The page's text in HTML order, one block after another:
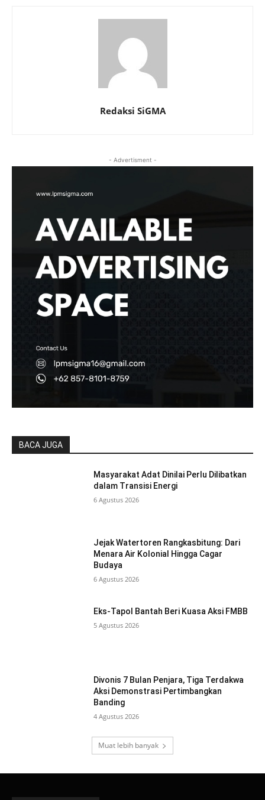
Redaksi SiGMA
- Advertisment -
BACA JUGA
Masyarakat Adat Dinilai Perlu Dilibatkan
dalam Transisi Energi
6 Agustus 2026
Jejak Watertoren Rangkasbitung: Dari
Menara Air Kolonial Hingga Cagar
Budaya
6 Agustus 2026
Eks-Tapol Bantah Beri Kuasa Aksi FMBB
5 Agustus 2026
Divonis 7 Bulan Penjara, Tiga Terdakwa
Aksi Demonstrasi Pertimbangkan
Banding
4 Agustus 2026
Muat lebih banyak